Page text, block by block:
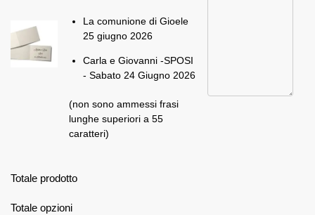
La comunione di Gioele
25 giugno 2026
Carla e Giovanni -SPOSI
- Sabato 24 Giugno 2026
(non sono ammessi frasi
lunghe superiori a 55
caratteri)
Totale prodotto
Totale opzioni